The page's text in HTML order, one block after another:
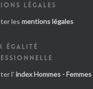
LÉGALES
les mentions légales
ÉGALITÉ
l' index Hommes - Femmes